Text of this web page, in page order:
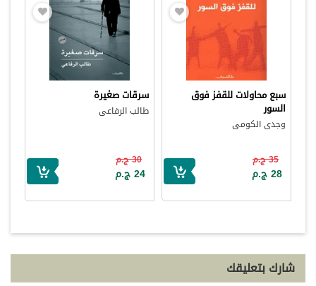
سبع محاولات للقفز فوق
السور
وجدى الكومى
35 ج.م
28 ج.م
سرقات صغيرة
طالب الرفاعى
30 ج.م
24 ج.م
شارك بتعليقك